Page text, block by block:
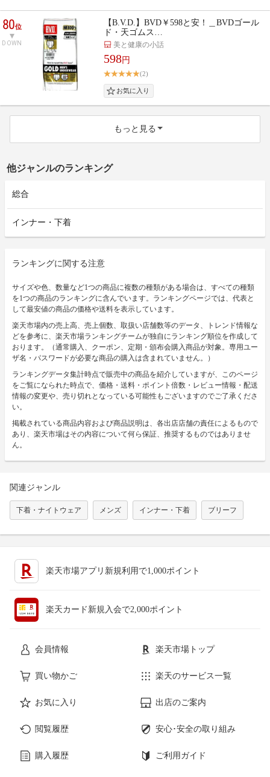
80位
DOWN
【B.V.D.】BVD￥598と安！＿BVDゴール
ド・天ゴムス…
美と健康の小話
598円
(2)
もっと見る
他ジャンルのランキング
総合
インナー・下着
ランキングに関する注意
サイズや色、数量など1つの商品に複数の種類がある場合は、すべての種類
を1つの商品のランキングに含んでいます。ランキングページでは、代表と
して最安値の商品の価格や送料を表示しています。
楽天市場内の売上高、売上個数、取扱い店舗数等のデータ、トレンド情報な
どを参考に、楽天市場ランキングチームが独自にランキング順位を作成して
おります。（通常購入、クーポン、定期・頒布会購入商品が対象。専用ユー
ザ名・パスワードが必要な商品の購入は含まれていません。）
ランキングデータ集計時点で販売中の商品を紹介していますが、このページ
をご覧になられた時点で、価格・送料・ポイント倍数・レビュー情報・配送
情報の変更や、売り切れとなっている可能性もございますのでご了承くださ
い。
掲載されている商品内容および商品説明は、各出店店舗の責任によるもので
あり、楽天市場はその内容について何ら保証、推奨するものではありませ
ん。
関連ジャンル
下着・ナイトウェア メンズ インナー・下着 ブリーフ
楽天市場アプリ新規利用で1,000ポイント
楽天カード新規入会で2,000ポイント
会員情報 楽天市場トップ
買い物かご 楽天のサービス一覧
お気に入り 出店のご案内
閲覧履歴 安心･安全の取り組み
購入履歴 ご利用ガイド